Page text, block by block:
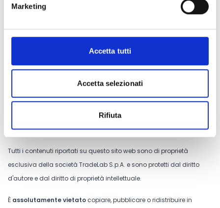
Marketing
Accetta tutti
Accetta selezionati
Rifiuta
salute@fondazioneperugia.it
Conosci Obiettivo Europa?
Tutti i contenuti riportati su questo sito web sono di proprietà
esclusiva della società TradeLab S.p.A. e sono protetti dal diritto
d'autore e dal diritto di proprietà intellettuale.
È assolutamente vietato copiare, pubblicare o ridistribuire in